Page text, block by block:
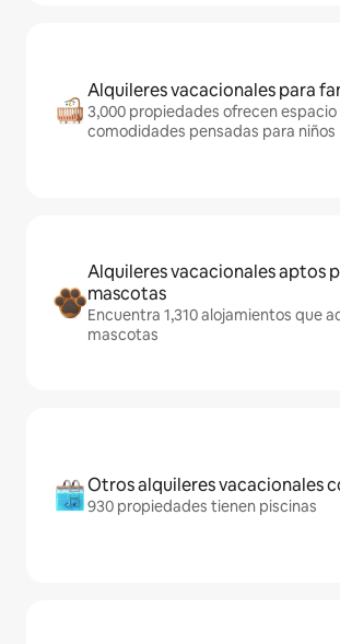
Alquileres vacacionales para
3,000 propiedades ofrecen espacio
comodidades pensadas para niños
Alquileres vacacionales aptos
mascotas
Encuentra 1,310 alojamientos que
mascotas
Otros alquileres vacacionales
930 propiedades tienen piscinas